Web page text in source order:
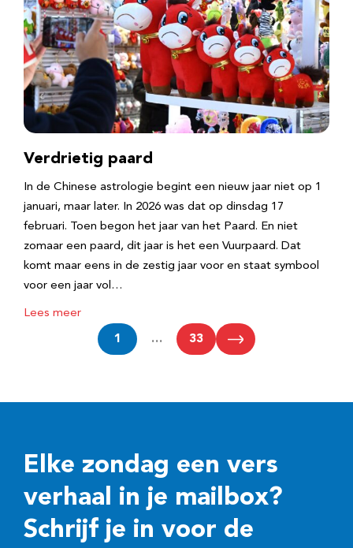
Verdrietig paard
In de Chinese astrologie begint een nieuw jaar niet op 1
januari, maar later. In 2026 was dat op dinsdag 17
februari. Toen begon het jaar van het Paard. En niet
zomaar een paard, dit jaar is het een Vuurpaard. Dat
komt maar eens in de zestig jaar voor en staat symbool
voor een jaar vol…
Lees meer
1 … 33
Elke zondag een vers
verhaal in je mailbox?
Schrijf je in voor de